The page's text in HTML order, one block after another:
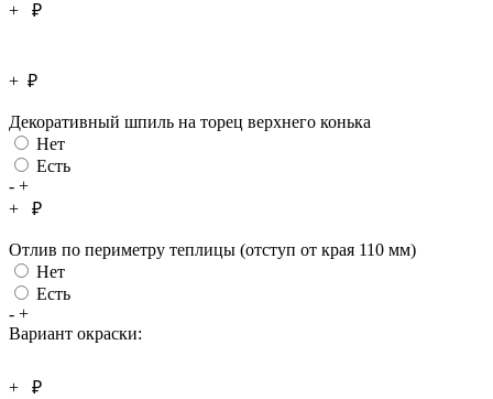
+ ₽
+ ₽
Декоративный шпиль на торец верхнего конька
Нет
Есть
- +
+
₽
Отлив по периметру теплицы (отступ от края 110 мм)
Нет
Есть
- +
Вариант окраски:
+ ₽